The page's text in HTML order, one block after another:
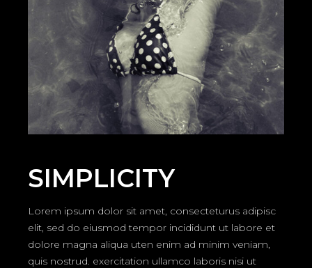
SIMPLICITY
Lorem ipsum dolor sit amet, consecteturus adipisc
elit, sed do eiusmod tempor incididunt ut labore et
dolore magna aliqua uten enim ad minim veniam,
quis nostrud. exercitation ullamco laboris nisi ut